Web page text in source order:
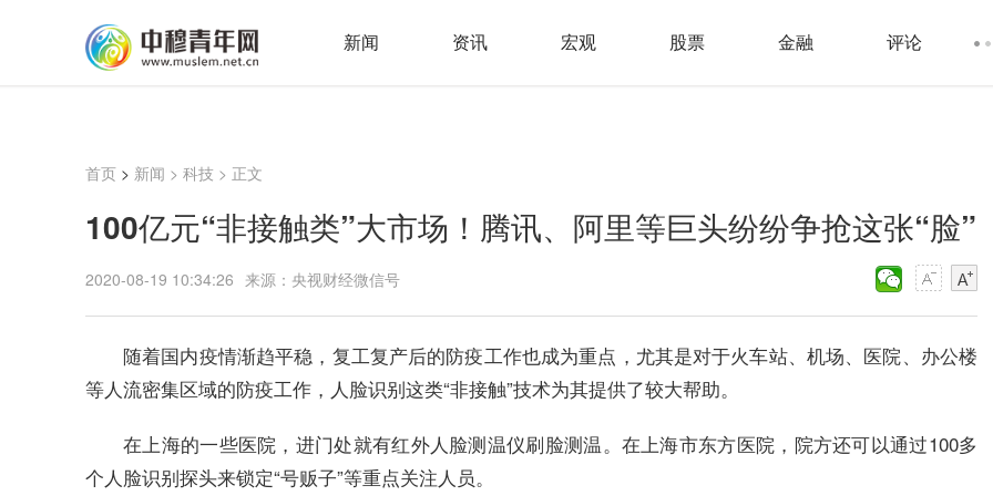
新闻 资讯 宏观 股票 金融 评论
首页 > 新闻 > 科技 > 正文
100亿元“非接触类”大市场！腾讯、阿里等巨头纷纷争抢这张“脸”
2020-08-19 10:34:26 来源：央视财经微信号
随着国内疫情渐趋平稳，复工复产后的防疫工作也成为重点，尤其是对于火车站、机场、医院、办公楼
等人流密集区域的防疫工作，人脸识别这类“非接触”技术为其提供了较大帮助。
在上海的一些医院，进门处就有红外人脸测温仪刷脸测温。在上海市东方医院，院方还可以通过100多
个人脸识别探头来锁定“号贩子”等重点关注人员。